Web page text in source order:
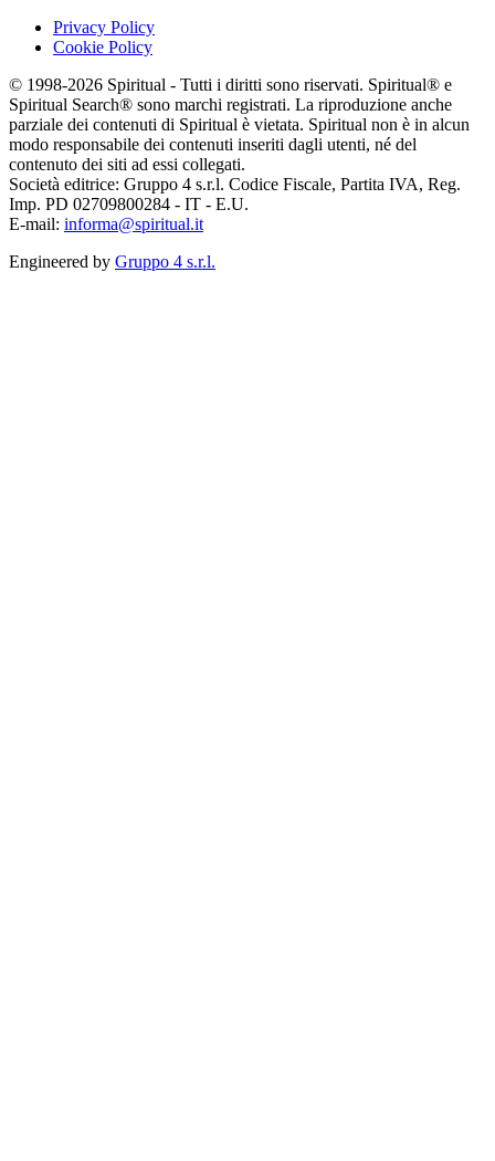
Privacy Policy
Cookie Policy
© 1998-2026 Spiritual - Tutti i diritti sono riservati. Spiritual® e
Spiritual Search® sono marchi registrati. La riproduzione anche
parziale dei contenuti di Spiritual è vietata. Spiritual non è in alcun
modo responsabile dei contenuti inseriti dagli utenti, né del
contenuto dei siti ad essi collegati.
Società editrice: Gruppo 4 s.r.l. Codice Fiscale, Partita IVA, Reg.
Imp. PD 02709800284 - IT - E.U.
E-mail: informa@spiritual.it
Engineered by Gruppo 4 s.r.l.